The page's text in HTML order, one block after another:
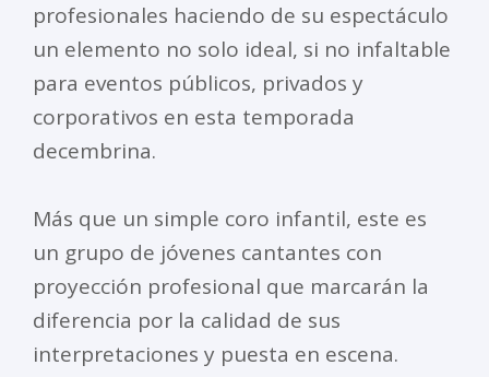
profesionales haciendo de su espectáculo
un elemento no solo ideal, si no infaltable
para eventos públicos, privados y
corporativos en esta temporada
decembrina.
Más que un simple coro infantil, este es
un grupo de jóvenes cantantes con
proyección profesional que marcarán la
diferencia por la calidad de sus
interpretaciones y puesta en escena.